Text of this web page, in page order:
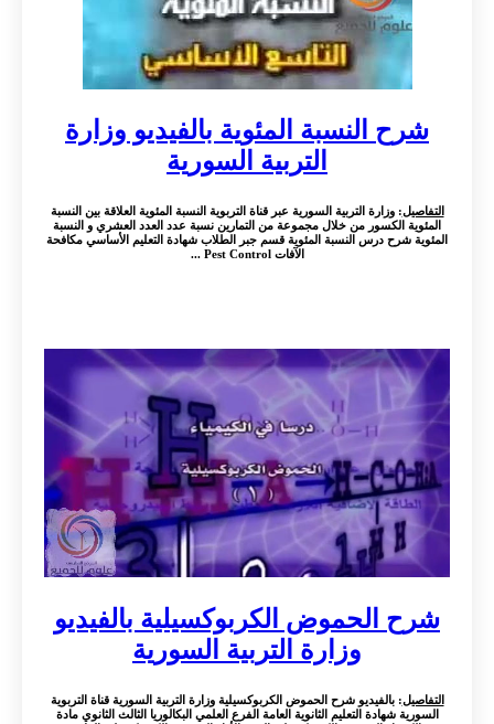
شرح النسبة المئوية بالفيديو وزارة
التربية السورية
التفاصيل: وزارة التربية السورية عبر قناة التربوية النسبة المئوية العلاقة بين النسبة
المئوية الكسور من خلال مجموعة من التمارين نسبة عدد العدد العشري و النسبة
المئوية شرح درس النسبة المئوية قسم جبر الطلاب شهادة التعليم الأساسي مكافحة
الآفات Pest Control ...
شرح الحموض الكربوكسيلية بالفيديو
وزارة التربية السورية
التفاصيل: بالفيديو شرح الحموض الكربوكسيلية وزارة التربية السورية قناة التربوية
السورية شهادة التعليم الثانوية العامة الفرع العلمي البكالوريا الثالث الثانوي مادة